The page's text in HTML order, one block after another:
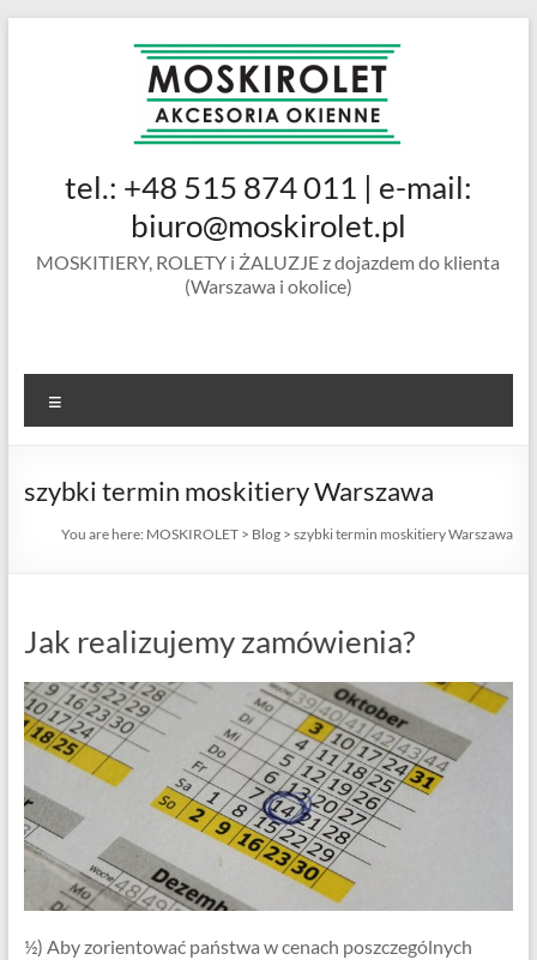
MOSKIROLET
siatki na
okienne |
ramkowe i
drzwiowe
tel.: +48 515 874 011 | e-mail:
biuro@moskirolet.pl
MOSKITIERY, ROLETY i ŻALUZJE z dojazdem do klienta
(Warszawa i okolice)
szybki termin moskitiery Warszawa
You are here: MOSKIROLET > Blog >szybki termin moskitiery Warszawa
Jak realizujemy zamówienia?
½) Aby zorientować państwa w cenach poszczególnych